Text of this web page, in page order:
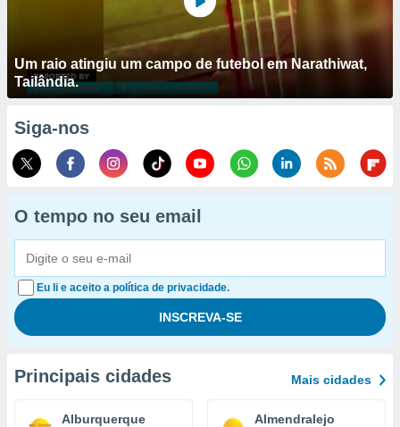
Um raio atingiu um campo de futebol em Narathiwat,
Tailândia.
Siga-nos
O tempo no seu email
Eu li e aceito a política de privacidade.
Principais cidades Mais cidades
Alburquerque Almendralejo